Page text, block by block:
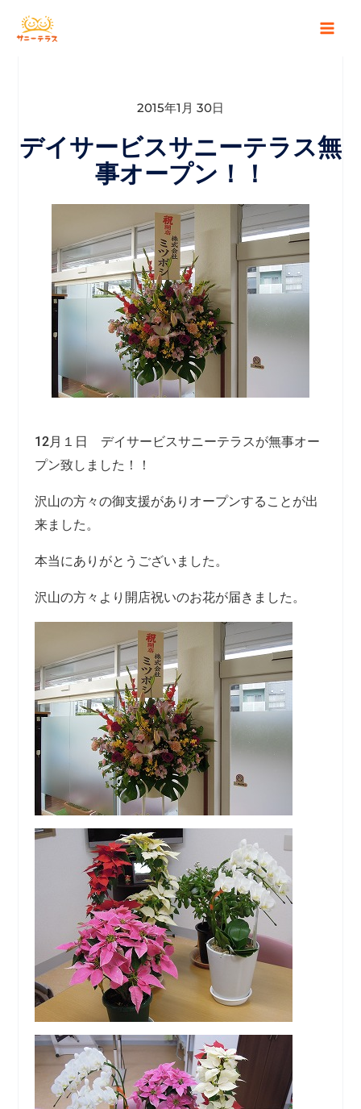
2015年1月 30日
デイサービスサニーテラス無
事オープン！！
12月１日 デイサービスサニーテラスが無事オー
プン致しました！！
沢山の方々の御支援がありオープンすることが出
来ました。
本当にありがとうございました。
沢山の方々より開店祝いのお花が届きました。